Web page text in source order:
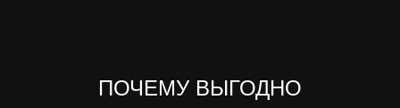
ПОЧЕМУ ВЫГОДНО